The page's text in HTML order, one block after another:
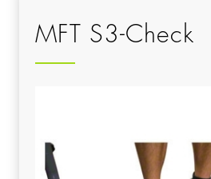
MFT S3-Check